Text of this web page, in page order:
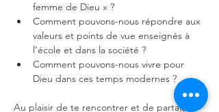
femme de Dieu » ?
Comment pouvons-nous répondre aux
valeurs et points de vue enseignés à
l’école et dans la société ?
Comment pouvons-nous vivre pour
Dieu dans ces temps modernes ?
Au plaisir de te rencontrer et de partager